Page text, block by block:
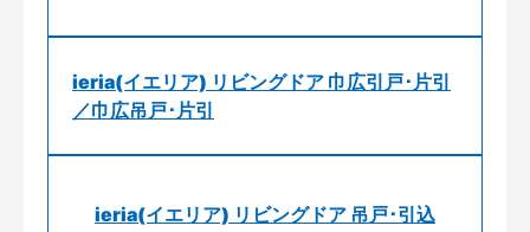
ieria(イエリア) リビングドア 巾広引戸･片引
／巾広吊戸･片引
ieria(イエリア) リビングドア 吊戸･引込